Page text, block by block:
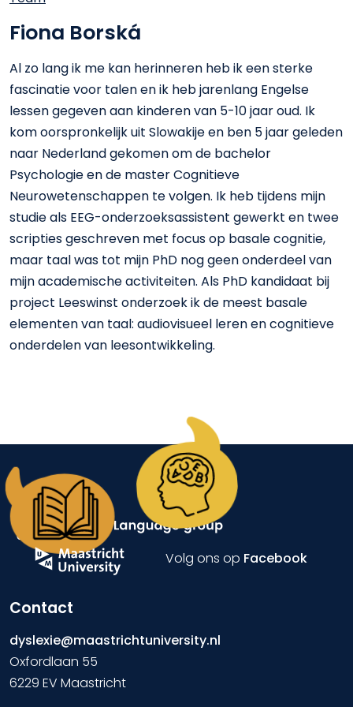
Fiona Borská
Al zo lang ik me kan herinneren heb ik een sterke
fascinatie voor talen en ik heb jarenlang Engelse
lessen gegeven aan kinderen van 5-10 jaar oud. Ik
kom oorspronkelijk uit Slowakije en ben 5 jaar geleden
naar Nederland gekomen om de bachelor
Psychologie en de master Cognitieve
Neurowetenschappen te volgen. Ik heb tijdens mijn
studie als EEG-onderzoeksassistent gewerkt en twee
scripties geschreven met focus op basale cognitie,
maar taal was tot mijn PhD nog geen onderdeel van
mijn academische activiteiten. Als PhD kandidaat bij
project Leeswinst onderzoek ik de meest basale
elementen van taal: audiovisueel leren en cognitieve
onderdelen van leesontwikkeling.
Volg ons op Facebook
Contact
dyslexie@maastrichtuniversity.nl
Oxfordlaan 55
6229 EV Maastricht